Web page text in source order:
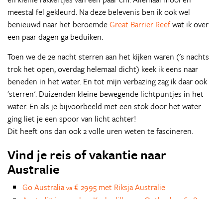
meestal fel gekleurd. Na deze belevenis ben ik ook wel
benieuwd naar het beroemdeGreat Barrier Reefwat ik over
een paar dagen ga beduiken.
Toen we de 2e nacht sterren aan het kijken waren ('s nachts
trok het open, overdag helemaal dicht) keek ik eens naar
beneden in het water. En tot mijn verbazing zag ik daar ook
'sterren'. Duizenden kleine bewegende lichtpuntjes in het
water. En als je bijvoorbeeld met een stok door het water
ging liet je een spoor van licht achter!
Dit heeft ons dan ook 2 volle uren weten te fascineren.
Vind je reis of vakantie naar
Australie
Go Australia va € 2995 met Riksja Australie